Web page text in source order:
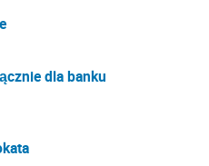
dla banku